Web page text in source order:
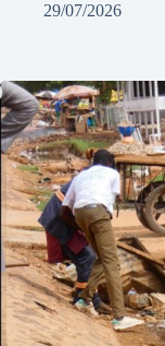
29/07/2026